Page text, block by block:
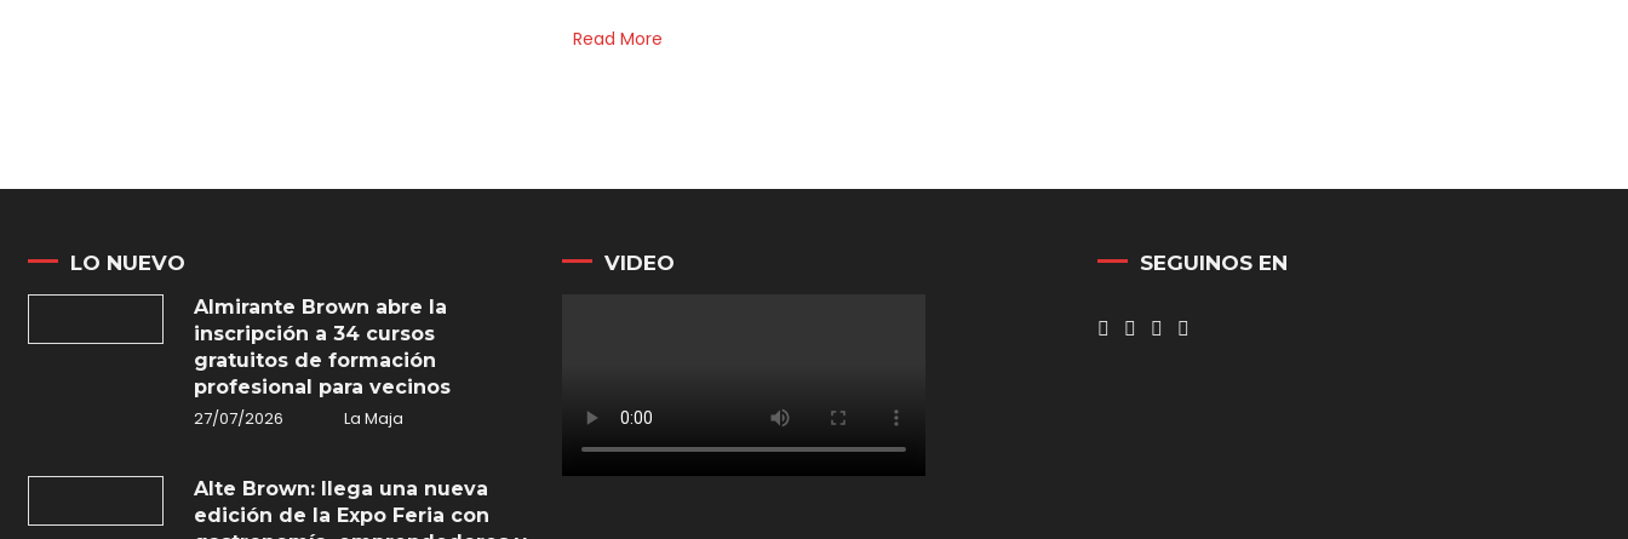
Read More
LO NUEVO
Almirante Brown abre la
inscripción a 34 cursos
gratuitos de formación
profesional para vecinos
27/07/2026
La Maja
Alte Brown: llega una nueva
edición de la Expo Feria con
VIDEO SEGUINOS EN